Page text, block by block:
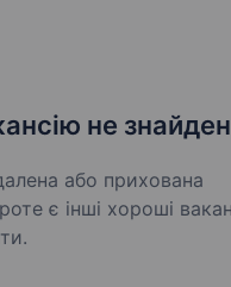
не
або прихована
є інші хороші